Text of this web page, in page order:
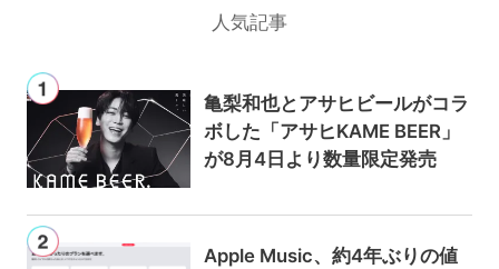
人気記事
亀梨和也とアサヒビールがコラ
ボした「アサヒKAME BEER」
が8月4日より数量限定発売
Apple Music、約4年ぶりの値